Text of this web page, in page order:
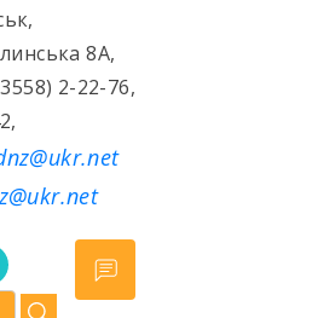
8А,
2-22-76,